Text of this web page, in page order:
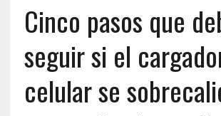
Cinco pasos que
seguir si el
celular se